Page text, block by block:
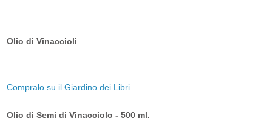
Olio di Vinaccioli
Compralo su il Giardino dei Libri
Olio di Semi di Vinacciolo - 500 ml.